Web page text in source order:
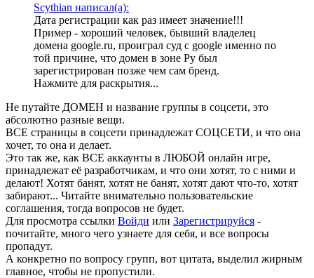
Scythian написал(а):
Дата регистрации как раз имеет значение!!!
Пример - хороший человек, бывший владелец
домена google.ru, проиграл суд с google именно по
той причине, что домен в зоне Ру был
зарегистрирован позже чем сам бренд.
Нажмите для раскрытия...
Не путайте ДОМЕН и название группы в соцсети, это
абсолютно разные вещи.
ВСЕ страницы в соцсети принадлежат СОЦСЕТИ, и что она
хочет, то она и делает.
Это так же, как ВСЕ аккаунты в ЛЮБОЙ онлайн игре,
принадлежат её разработчикам, и что они хотят, то с ними и
делают! Хотят банят, хотят не банят, хотят дают что-то, хотят
забирают... Читайте внимательно пользовательские
соглашения, тогда вопросов не будет.
Для просмотра ссылки Войди или Зарегистрируйся -
почитайте, много чего узнаете для себя, и все вопросы
пропадут.
А конкретно по вопросу групп, вот цитата, выделил жирным
главное, чтобы не пропустили.